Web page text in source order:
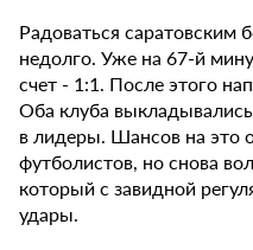
Радоваться
недолго. Уже на 67-й
счет - 1:1. После этого
Оба клуба
в лидеры. Шансов на это
футболистов, но снова
который с завидной
удары.